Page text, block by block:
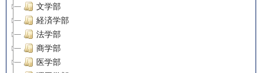
文学部
経済学部
法学部
商学部
医学部